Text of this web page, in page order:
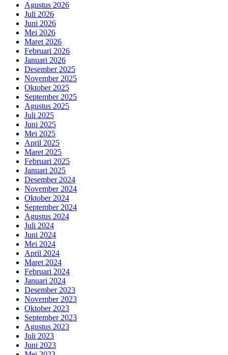
Agustus 2026
Juli 2026
Juni 2026
Mei 2026
Maret 2026
Februari 2026
Januari 2026
Desember 2025
November 2025
Oktober 2025
September 2025
Agustus 2025
Juli 2025
Juni 2025
Mei 2025
April 2025
Maret 2025
Februari 2025
Januari 2025
Desember 2024
November 2024
Oktober 2024
September 2024
Agustus 2024
Juli 2024
Juni 2024
Mei 2024
April 2024
Maret 2024
Februari 2024
Januari 2024
Desember 2023
November 2023
Oktober 2023
September 2023
Agustus 2023
Juli 2023
Juni 2023